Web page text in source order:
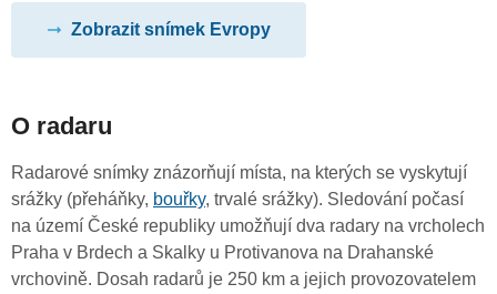
Zobrazit snímek Evropy
O radaru
Radarové snímky znázorňují místa, na kterých se vyskytují
srážky (přeháňky, bouřky, trvalé srážky). Sledování počasí
na území České republiky umožňují dva radary na vrcholech
Praha v Brdech a Skalky u Protivanova na Drahanské
vrchovině. Dosah radarů je 250 km a jejich provozovatelem